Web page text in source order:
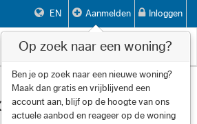
EN Aanmelden Inloggen
Toggle
Op zoek naar een woning?
Ben je op zoek naar een nieuwe woning?
Maak dan gratis en vrijblijvend een
account aan, blijf op de hoogte van ons
actuele aanbod en reageer op de woning